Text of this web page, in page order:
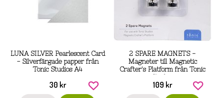
LUNA SILVER Pearlescent Card
- Silverfärgade papper från
Tonic Studios A4
30 kr
2 SPARE MAGNETS -
Magneter till Magnetic
Crafter's Platform från Tonic
109 kr